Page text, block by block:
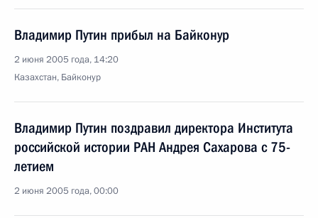
Владимир Путин прибыл на Байконур
2 июня 2005 года, 14:20
Казахстан, Байконур
Владимир Путин поздравил директора Института
российской истории РАН Андрея Сахарова с 75-
летием
2 июня 2005 года, 00:00